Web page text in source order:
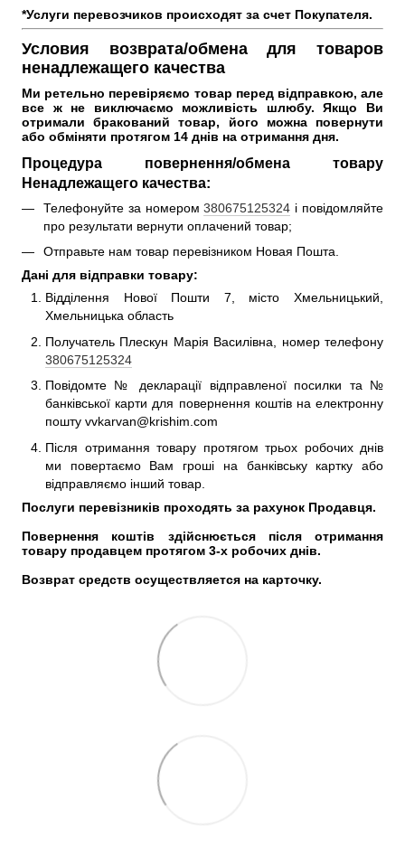
*Услуги перевозчиков происходят за счет Покупателя.
Условия возврата/обмена для товаров
ненадлежащего качества
Ми ретельно перевіряємо товар перед відправкою, але
все ж не виключаємо можливість шлюбу. Якщо Ви
отримали бракований товар, його можна повернути
або обміняти протягом 14 днів на отримання дня.
Процедура повернення/обмена товару
Ненадлежащего качества:
Телефонуйте за номером380675125324 і повідомляйте
про результати вернути оплачений товар;
Отправьте нам товар перевізником Новая Пошта.
Дані для відправки товару:
Відділення Нової Пошти 7, місто Хмельницький,
Хмельницька область
Получатель Плескун Марія Василівна, номер телефону
380675125324
Повідомте № декларації відправленої посилки та №
банківської карти для повернення коштів на електронну
пошту vvkarvan@krishim.com
Після отримання товару протягом трьох робочих днів
ми повертаємо Вам гроші на банківську картку або
відправляємо інший товар.
Послуги перевізників проходять за рахунок Продавця.
Повернення коштів здійснюється після отримання
товару продавцем протягом 3-х робочих днів.
Возврат средств осуществляется на карточку.